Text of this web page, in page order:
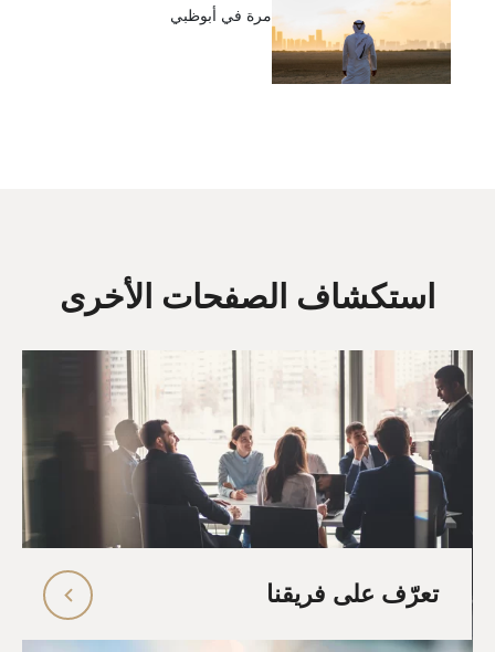
مرة في أبوظبي
استكشاف الصفحات الأخرى
تعرّف على فريقنا